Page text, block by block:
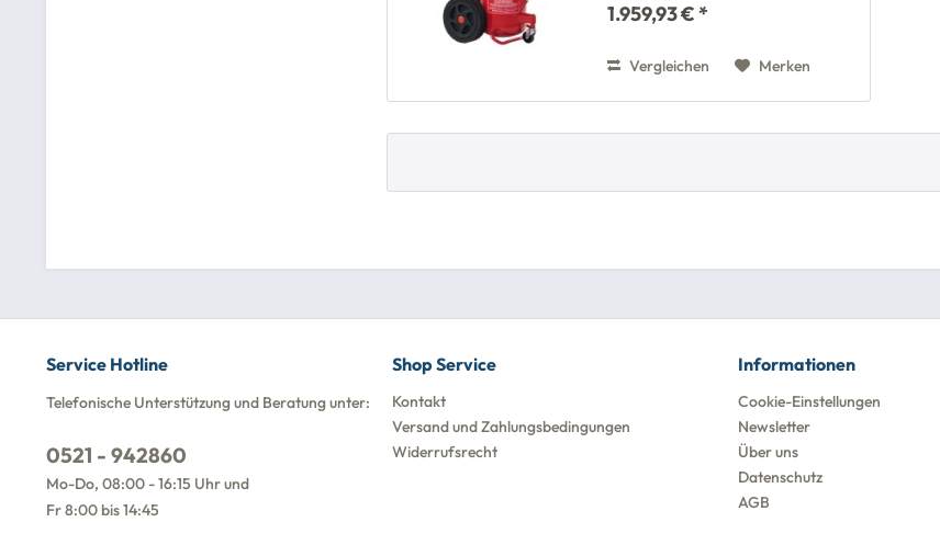
1.959,93 € *
Vergleichen Merken
Service Hotline
Telefonische Unterstützung und Beratung unter:
0521 - 942860
Mo-Do, 08:00 - 16:15 Uhr und
Fr 8:00 bis 14:45
Shop Service
Kontakt
Versand und Zahlungsbedingungen
Widerrufsrecht
Informationen
Cookie-Einstellungen
Newsletter
Über uns
Datenschutz
AGB